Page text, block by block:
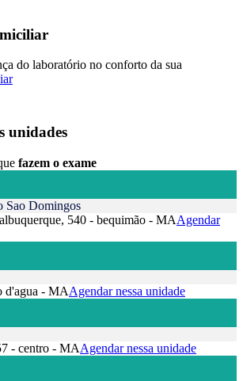
do laboratório no conforto da sua
unidades
fazem o exame
Sao Domingos
540 - bequimão - MAAgendar
d'agua - MAAgendar nessa unidade
- centro - MAAgendar nessa unidade